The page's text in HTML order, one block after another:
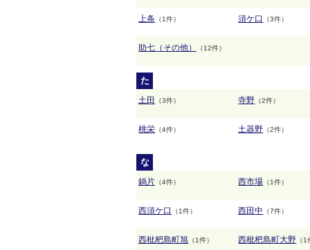
上条 （1件） 須ケ口 （3件）
助七（その他） （12件）
た
土田 （3件） 寺野 （2件）
桃栄 （4件） 土器野 （2件）
な
鍋片 （4件） 西市場 （1件）
西須ケ口 （1件） 西田中 （7件）
西枇杷島町旭 （1件） 西枇杷島町大野 （1